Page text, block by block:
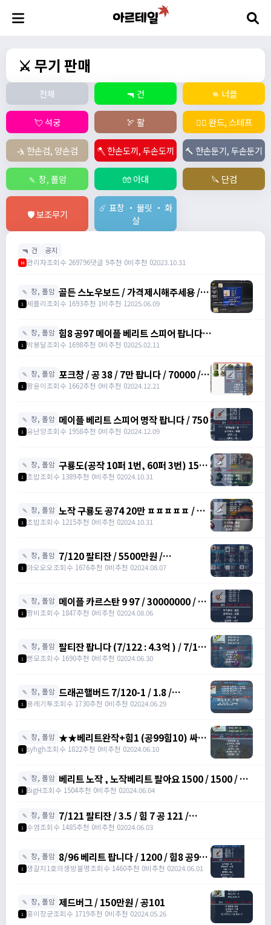
⚔️ 무기 판매
전체 🔫 건 👊 너클
💘 석궁 🏹 활 🧙‍♀️ 완드, 스테프
🤺 한손검, 양손검 🪓 한손도끼, 두손도끼 🔨 한손둔기, 두손둔기
🍡 창, 폴암 🧤 아대 🔪 단검
🛡️ 보조무기
☄️ 표창 ・ 불릿 ・ 화
살
🔫 건 공지
M 관리자조회수 269796댓글 9추천 0비추천 02023.10.31
🍡 창, 폴암 골든 스노우보드 / 가격제시해주세용 / 골
든 스노우보드 3강 STR3 공격력60 /
1 세를리조회수 1693추천 1비추천 12025.06.09
🍡 창, 폴암 힘8 공97 메이플 베리트 스피어 팝니다
https://open.kakao.com/o/gZBfyJ6f /
1 박봉달조회수 1698추천 0비추천 02025.02.11
🍡 창, 폴암 포크창 / 공 38 / 7만 팝니다 / 70000 /
포크 창 /
https://open.kakao.com/o/szTBqf6g
1 팡윤이조회수 1662추천 0비추천 02024.12.21
🍡 창, 폴암 메이플 베리트 스피어 명작 팝니다 / 750
1 유난양조회수 1958추천 0비추천 02024.12.09
🍡 창, 폴암 구룡도(공작 10퍼 1번, 60퍼 3번) 150
만 ㅍㅍㅍㅍ / 150만 / 디스코드 :
1 초밥조회수 1389추천 0비추천 02024.10.31
🍡 창, 폴암 노작 구룡도 공74 20만 ㅍㅍㅍㅍㅍ / 20
만 / 디스코드 : banana555_
1 초밥조회수 1215추천 0비추천 02024.10.31
🍡 창, 폴암 7/120 팔티잔 / 5500만원 /
https://open.kakao.com/o/sbIYCUng
1 아오오오조회수 1676추천 0비추천 02024.08.07
🍡 창, 폴암 메이플 카르스탄 9 97 / 30000000 / 메
이플 카르스탄 9 97 / 01047014266
1 짱비조회수 1847추천 0비추천 02024.08.06
🍡 창, 폴암 팔티잔 팝니다 (7/122 : 4.3억 ) / 7/122
: 4.3억 /
https://open.kakao.com/o/sfG63Tkg
1 뻥모조회수 1690추천 0비추천 02024.06.30
🍡 창, 폴암 드래곤핼버드 7/120-1 / 1.8 /
10%1+60%4 /
https://open.kakao.com/o/gVc2Yr7f
1 용레기투조회수 1730추천 0비추천 02024.06.29
🍡 창, 폴암 ★★베리트완작+힘1 (공99힘10) 싸게
처분★★ / ★5000만★ / 공99힘10 /
https://open.kakao.com/o/sfC5sSXf
1 syhgh조회수 1822추천 0비추천 02024.06.10
🍡 창, 폴암 베리트 노작 , 노작베리트 팔아요 1500 / 1500 / 노
작베리트 /
1 BigH조회수 1504추천 0비추천 02024.06.04
🍡 창, 폴암 7/121 팔티잔 / 3.5 / 힘 7 공 121 /
https://open.kakao.com/o/scat1Cig
1 수염조회수 1485추천 0비추천 02024.06.03
🍡 창, 폴암 8/96 베리트 팝니다 / 1200 / 힘8 공96
(5.5작) /
https://open.kakao.com/o/gPtmDTug
1 생갈치1호의생방불명조회수 1460추천 0비추천 02024.06.01
🍡 창, 폴암 제드버그 / 150만원 / 공101
1 홍이장군조회수 1719추천 0비추천 02024.05.26